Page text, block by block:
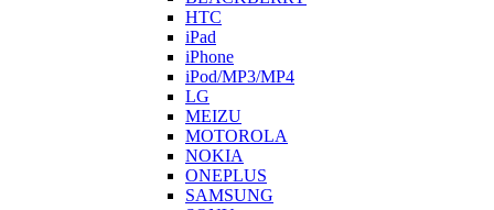
HTC
iPad
iPhone
iPod/MP3/MP4
LG
MEIZU
MOTOROLA
NOKIA
ONEPLUS
SAMSUNG